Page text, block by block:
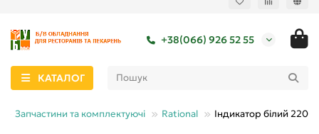
+38(066) 926 52 55
КАТАЛОГ
Запчастини та комплектуючі Rational Індикатор білий 220